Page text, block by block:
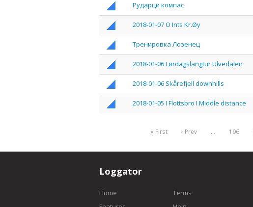
Рударци компас
2018-01-07 O Ints Kr.Øy
Тренировка Лозенец
2018-01-06 Lørdagslangtur Ulvedalen
2018-01-06 Skårefjell downhills
2018-01-05 I Flottsbro I Middle distance
« First ‹ Prev … 196
Loggator
Home
Terms